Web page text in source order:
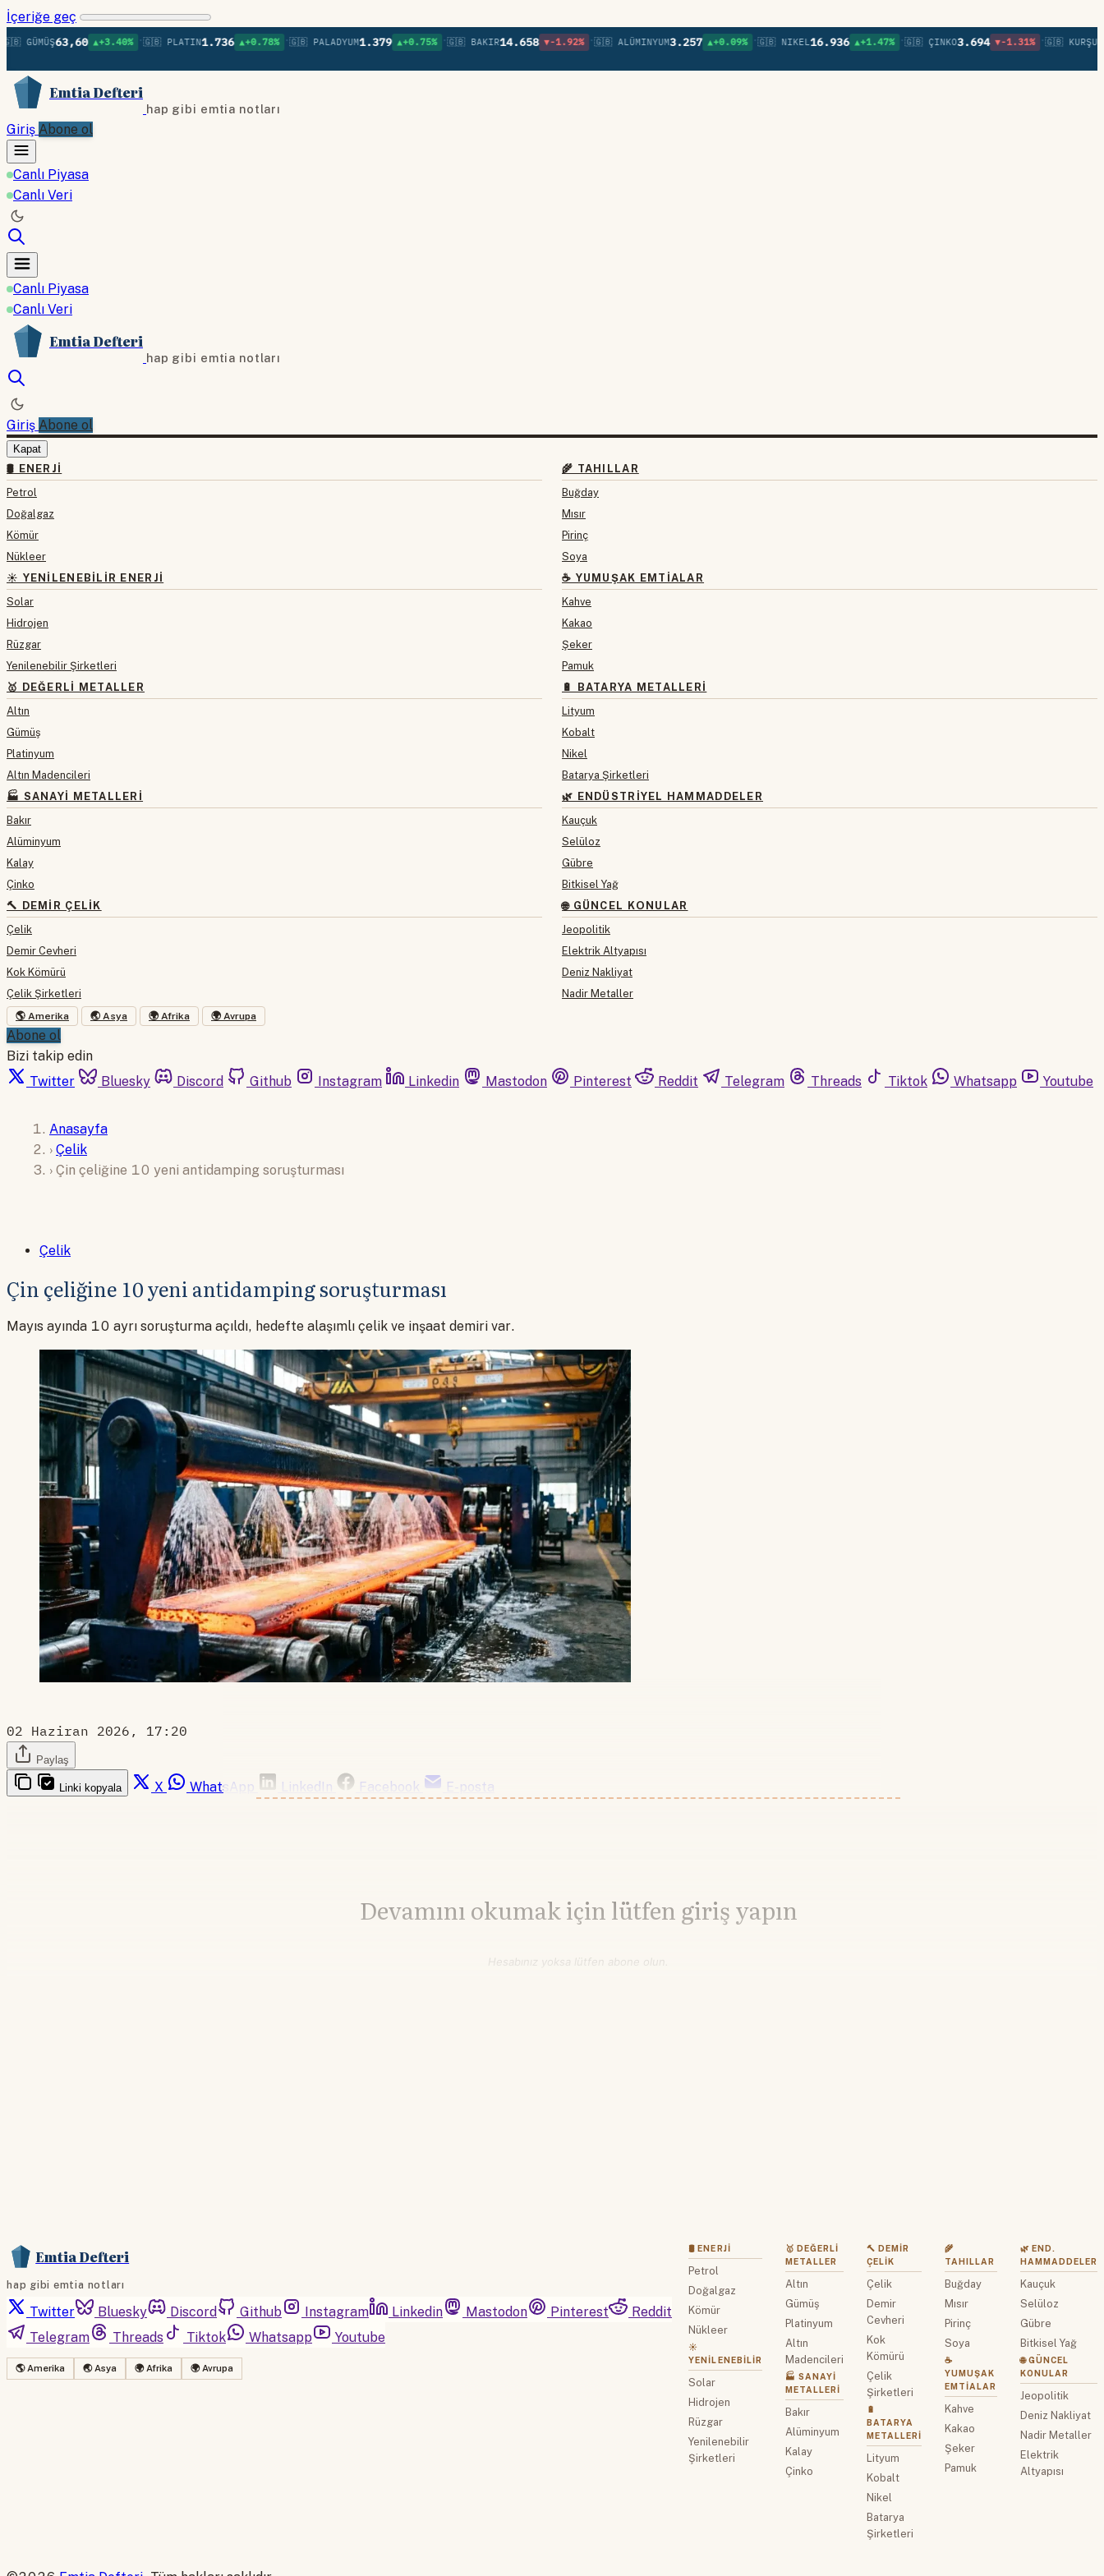
İçeriğe geç
63,60 ▲+3.40% •🇬🇧 PLATIN1.736 ▲+0.78% •🇬🇧 PALADYUM1.379 ▲+0.75% •🇬🇧 BAKIR14.658 ▼-1.92% •🇬🇧 ALÜMINYUM3.257 ▲+0.09% •🇬🇧 NIKEL16.936 ▲+1.47% •🇬🇧 ÇINKO3.694 ▼-1.31% •🇬🇧 KURŞUN
Emtia Defteri
hap gibi emtia notları
Giriş Abone ol
Canlı Piyasa
Canlı Veri
Canlı Piyasa
Canlı Veri
Emtia Defteri
hap gibi emtia notları
Giriş Abone ol
Kapat
🛢 ENERJI
Petrol
Doğalgaz
Kömür
Nükleer
☀️ YENILENEBILIR ENERJI
Solar
Hidrojen
Rüzgar
Yenilenebilir Şirketleri
🥇 DEĞERLI METALLER
Altın
Gümüş
Platinyum
Altın Madencileri
🏭 SANAYI METALLERI
Bakır
Alüminyum
Kalay
Çinko
🔨 DEMIR ÇELIK
Çelik
Demir Cevheri
Kok Kömürü
Çelik Şirketleri
🌾 TAHILLAR
Buğday
Mısır
Pirinç
Soya
☕ YUMUŞAK EMTIALAR
Kahve
Kakao
Şeker
Pamuk
🔋 BATARYA METALLERI
Lityum
Kobalt
Nikel
Batarya Şirketleri
🌿 ENDÜSTRIYEL HAMMADDELER
Kauçuk
Selüloz
Gübre
Bitkisel Yağ
🌐 GÜNCEL KONULAR
Jeopolitik
Elektrik Altyapısı
Deniz Nakliyat
Nadir Metaller
🌎 Amerika 🌏 Asya 🌍 Afrika 🌍 Avrupa
Abone ol
Bizi takip edin
Twitter
Bluesky Discord Github Instagram Linkedin Mastodon Pinterest Reddit Telegram Threads Tiktok Whatsapp Youtube
Anasayfa
› Çelik
› Çin çeliğine 10 yeni antidamping soruşturması
Çelik
Çin çeliğine 10 yeni antidamping soruşturması
Mayıs ayında 10 ayrı soruşturma açıldı, hedefte alaşımlı çelik ve inşaat demiri var.
02 Haziran 2026, 17:20
Paylaş
Linki kopyala X WhatsApp LinkedIn Facebook E-posta
Devamını okumak için lütfen giriş yapın
Hesabınız yoksa lütfen abone olun.
Emtia Defteri
hap gibi emtia notları
Twitter Bluesky Discord Github Instagram Linkedin Mastodon Pinterest
Reddit
Telegram
Threads Tiktok Whatsapp Youtube
🌎 Amerika 🌏 Asya 🌍 Afrika 🌍 Avrupa
🛢 ENERJI
Petrol
Doğalgaz
Kömür
Nükleer
☀️
YENILENEBILIR
Solar
Hidrojen
Rüzgar
Yenilenebilir
Şirketleri
🥇 DEĞERLI
METALLER
Altın
Gümüş
Platinyum
Altın
Madencileri
🏭 SANAYI
METALLERI
Bakır
Alüminyum
Kalay
Çinko
🔨 DEMIR
ÇELIK
Çelik
Demir
Cevheri
Kok
Kömürü
Çelik
Şirketleri
🔋
BATARYA
METALLERI
Lityum
Kobalt
Nikel
Batarya
Şirketleri
🌾
TAHILLAR
Buğday
Mısır
Pirinç
Soya
☕
YUMUŞAK
EMTIALAR
Kahve
Kakao
Şeker
Pamuk
🌿 END.
HAMMADDELER
Kauçuk
Selüloz
Gübre
Bitkisel Yağ
🌐 GÜNCEL
KONULAR
Jeopolitik
Deniz Nakliyat
Nadir Metaller
Elektrik
Altyapısı